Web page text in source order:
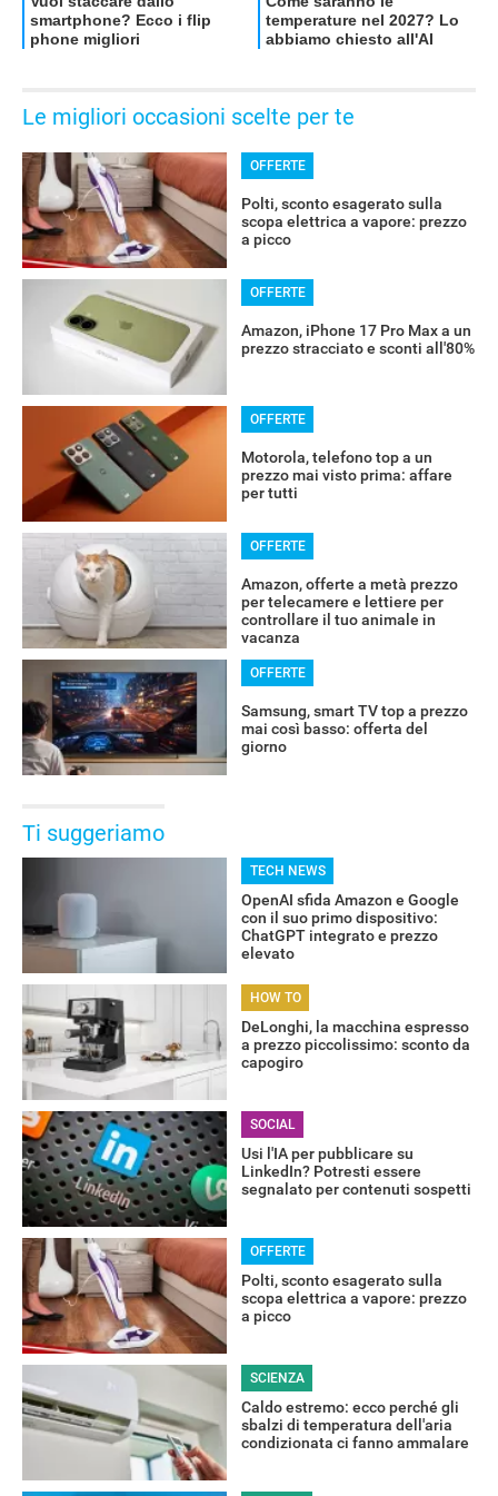
Le migliori occasioni scelte per te
OFFERTE
Polti, sconto esagerato sulla
scopa elettrica a vapore: prezzo
a picco
OFFERTE
Amazon, iPhone 17 Pro Max a un
prezzo stracciato e sconti all'80%
OFFERTE
Motorola, telefono top a un
prezzo mai visto prima: affare
per tutti
OFFERTE
Amazon, offerte a metà prezzo
per telecamere e lettiere per
controllare il tuo animale in
vacanza
OFFERTE
Samsung, smart TV top a prezzo
mai così basso: offerta del
giorno
Ti suggeriamo
TECH NEWS
OpenAI sfida Amazon e Google
con il suo primo dispositivo:
ChatGPT integrato e prezzo
elevato
HOW TO
DeLonghi, la macchina espresso
a prezzo piccolissimo: sconto da
capogiro
SOCIAL
Usi l'IA per pubblicare su
LinkedIn? Potresti essere
segnalato per contenuti sospetti
OFFERTE
Polti, sconto esagerato sulla
scopa elettrica a vapore: prezzo
a picco
SCIENZA
Caldo estremo: ecco perché gli
sbalzi di temperatura dell'aria
condizionata ci fanno ammalare